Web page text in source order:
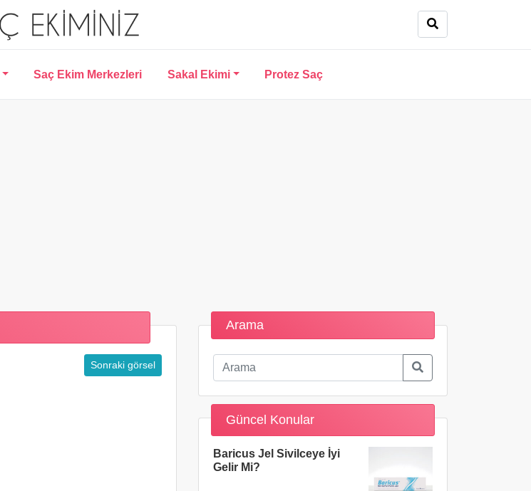
Saç Ekim Merkezleri Sakal Ekimi Protez Saç
Sonraki görsel
Arama
Güncel Konular
Baricus Jel Sivilceye İyi
Gelir Mi?